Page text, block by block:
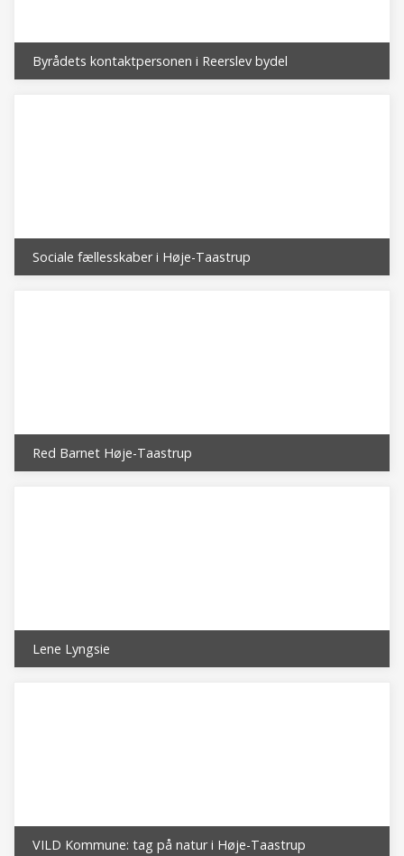
Byrådets kontaktpersonen i Reerslev bydel
Sociale fællesskaber i Høje-Taastrup
Red Barnet Høje-Taastrup
Lene Lyngsie
VILD Kommune: tag på natur i Høje-Taastrup